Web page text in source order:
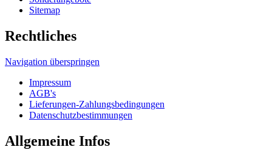
Lieferungen-Zahlungsbedingungen
Datenschutzbestimmungen
Allgemeine Infos
Navigation überspringen
Wir über uns
Tragetaschen und Umwelt
Tragetaschen Verpackungsgesetz
Produktsicherheitsgesetz
HDPE, MDPE, LDPE und LDPE DKT
Unser Tragetaschenmarkt Werbetaschen-Blog